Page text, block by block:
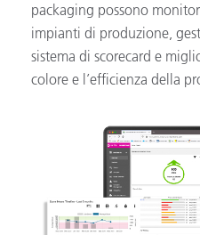
packaging possono
impianti di produzione,
sistema di scorecard e
colore e l’efficienza della